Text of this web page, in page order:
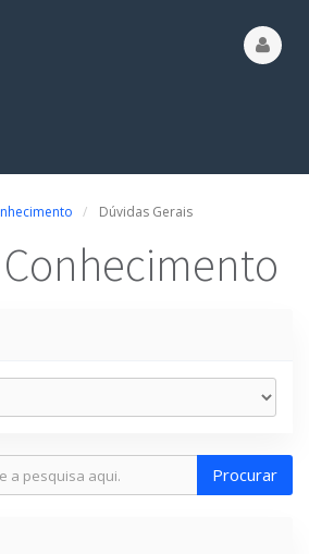
Dúvidas Gerais
Conhecimento